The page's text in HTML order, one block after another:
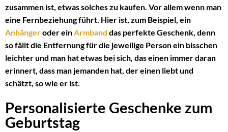
zusammen ist, etwas solches zu kaufen. Vor allem wenn man
eine Fernbeziehung führt. Hier ist, zum Beispiel, ein
Anhängeroder einArmband das perfekte Geschenk, denn
so fällt die Entfernung für die jeweilige Person ein bisschen
leichter und man hat etwas bei sich, das einen immer daran
erinnert, dass man jemanden hat, der einen liebt und
schätzt, so wie er ist.
Personalisierte Geschenke zum
Geburtstag